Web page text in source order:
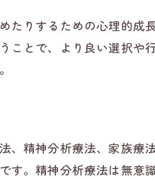
たりするための心理的成
ことで、より良い選択や
、精神分析療法、家族療
す。精神分析療法は無意